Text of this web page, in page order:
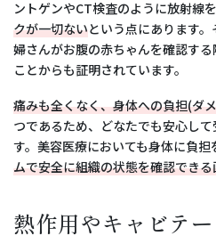
ントゲンやCT検査のように放射線
クが一切ないという点にあります
婦さんがお腹の赤ちゃんを確認す
ことからも証明されています。
痛みも全くなく、身体への負担(ダ
つであるため、どなたでも安心し
す。美容医療においても身体に負担
ムで安全に組織の状態を確認でき
熱作用やキャビテ